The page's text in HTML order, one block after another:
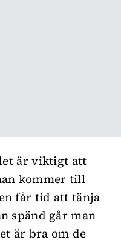
är viktigt att
kommer till
får tid att tänja
spänd går man
är bra om de